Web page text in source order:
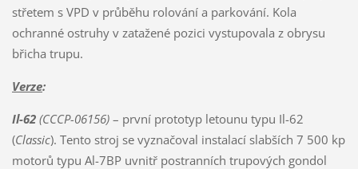
střetem s VPD v průběhu rolování a parkování. Kola
ochranné ostruhy v zatažené pozici vystupovala z obrysu
břicha trupu.
Verze:
Il-62 (CCCP-06156) – první prototyp letounu typu Il-62
(Classic). Tento stroj se vyznačoval instalací slabších 7 500 kp
motorů typu Al-7BP uvnitř postranních trupových gondol